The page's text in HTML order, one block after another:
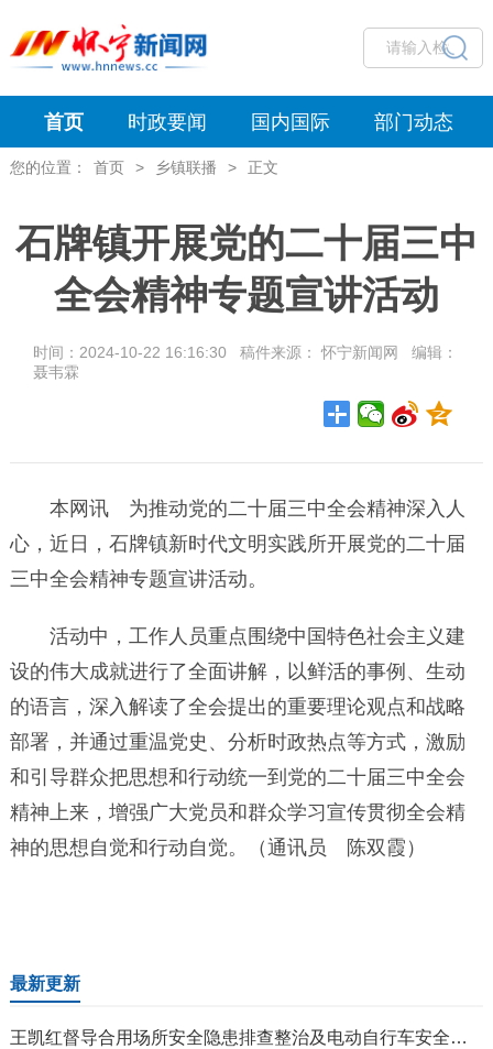
首页 时政要闻 国内国际 部门动态
您的位置： 首页 > 乡镇联播 > 正文
石牌镇开展党的二十届三中
全会精神专题宣讲活动
时间：2024-10-22 16:16:30 稿件来源： 怀宁新闻网 编辑：
聂韦霖
本网讯 为推动党的二十届三中全会精神深入人
心，近日，石牌镇新时代文明实践所开展党的二十届
三中全会精神专题宣讲活动。
活动中，工作人员重点围绕中国特色社会主义建
设的伟大成就进行了全面讲解，以鲜活的事例、生动
的语言，深入解读了全会提出的重要理论观点和战略
部署，并通过重温党史、分析时政热点等方式，激励
和引导群众把思想和行动统一到党的二十届三中全会
精神上来，增强广大党员和群众学习宣传贯彻全会精
神的思想自觉和行动自觉。（通讯员 陈双霞）
最新更新
王凯红督导合用场所安全隐患排查整治及电动自行车安全隐患全链条整治工作